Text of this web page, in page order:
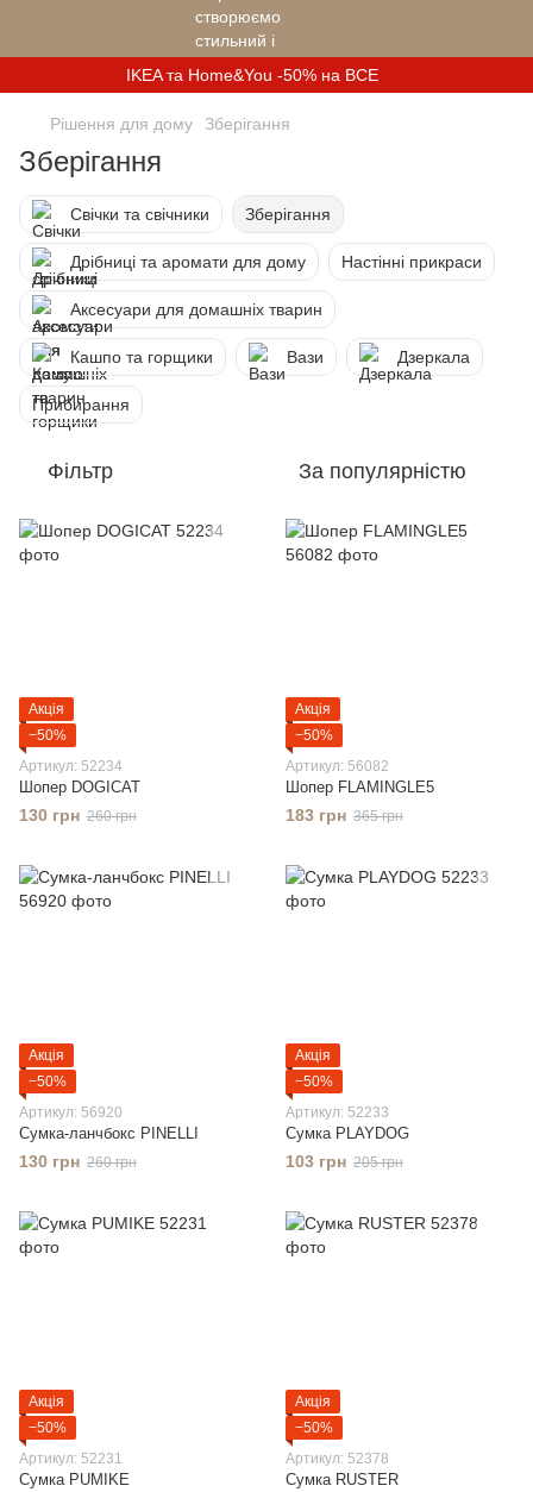
IKEA та Home&You -50% на ВСЕ
Рішення для дому Зберігання
Зберігання
Свічки та свічники Зберігання
Дрібниці та аромати для дому Настінні прикраси
Аксесуари для домашніх тварин
Кашпо та горщики Вази Дзеркала
Прибирання
Фільтр За популярністю
Акція
−50%
Артикул: 52234
Шопер DOGICAT
130 грн 260 грн
Акція
−50%
Артикул: 56082
Шопер FLAMINGLE5
183 грн 365 грн
Акція
−50%
Артикул: 56920
Сумка-ланчбокс PINELLI
130 грн 260 грн
Акція
−50%
Артикул: 52233
Сумка PLAYDOG
103 грн 205 грн
Акція
−50%
Артикул: 52231
Сумка PUMIKE
Акція
−50%
Артикул: 52378
Сумка RUSTER